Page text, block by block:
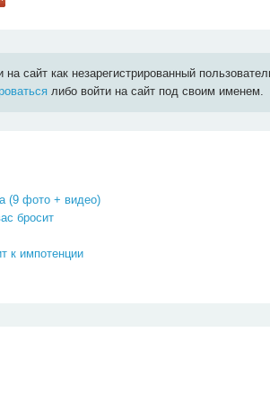
сайт как незарегистрированный
либо войти на сайт под своим именем.
(9 фото + видео)
бросит
к импотенции